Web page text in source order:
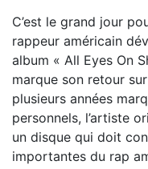
C’est le grand jour
rappeur américain
album « All Eyes On
marque son retour
plusieurs années
personnels, l’artiste
un disque qui doit
importantes du rap